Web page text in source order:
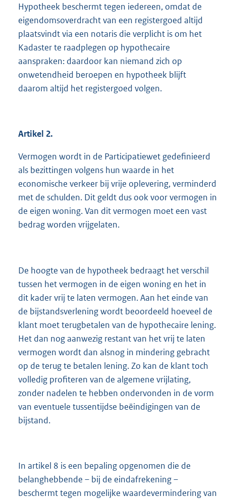
Hypotheek beschermt tegen iedereen, omdat de
eigendomsoverdracht van een registergoed altijd
plaatsvindt via een notaris die verplicht is om het
Kadaster te raadplegen op hypothecaire
aanspraken: daardoor kan niemand zich op
onwetendheid beroepen en hypotheek blijft
daarom altijd het registergoed volgen.
Artikel 2.
Vermogen wordt in de Participatiewet gedefinieerd
als bezittingen volgens hun waarde in het
economische verkeer bij vrije oplevering, verminderd
met de schulden. Dit geldt dus ook voor vermogen in
de eigen woning. Van dit vermogen moet een vast
bedrag worden vrijgelaten.
De hoogte van de hypotheek bedraagt het verschil
tussen het vermogen in de eigen woning en het in
dit kader vrij te laten vermogen. Aan het einde van
de bijstandsverlening wordt beoordeeld hoeveel de
klant moet terugbetalen van de hypothecaire lening.
Het dan nog aanwezig restant van het vrij te laten
vermogen wordt dan alsnog in mindering gebracht
op de terug te betalen lening. Zo kan de klant toch
volledig profiteren van de algemene vrijlating,
zonder nadelen te hebben ondervonden in de vorm
van eventuele tussentijdse beëindigingen van de
bijstand.
In artikel 8 is een bepaling opgenomen die de
belanghebbende – bij de eindafrekening –
beschermt tegen mogelijke waardevermindering van